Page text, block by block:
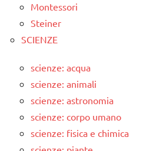
Montessori
Steiner
SCIENZE
scienze: acqua
scienze: animali
scienze: astronomia
scienze: corpo umano
scienze: fisica e chimica